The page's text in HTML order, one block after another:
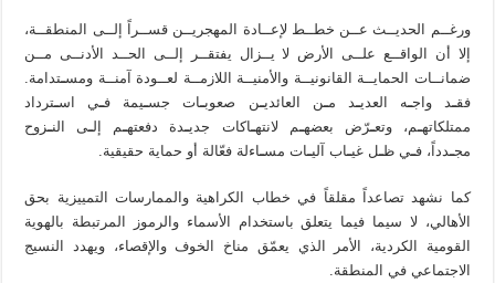
ورﻏــﻢ اﻟﺤﺪﻳــﺚ ﻋــﻦ ﺧﻄــﻂ ﻹﻋــﺎدة اﻟﻤﻬﺠﺮﻳــﻦ ﻗﺴــﺮاً إﻟــﻰ اﻟﻤﻨﻄﻘــﺔ،
إﻻ أن اﻟﻮاﻗــﻊ ﻋﻠــﻰ اﻷرض ﻻ ﻳــﺰال ﻳﻔﺘﻘــﺮ إﻟــﻰ اﻟﺤــﺪ اﻷدﻧــﻰ ﻣــﻦ
ﺿﻤﺎﻧــﺎت اﻟﺤﻤﺎﻳــﺔ اﻟﻘﺎﻧﻮﻧﻴــﺔ واﻷﻣﻨﻴــﺔ اﻟﻼزﻣــﺔ ﻟﻌــﻮدة آﻣﻨــﺔ وﻣﺴـﺘﺪاﻣﺔ.
ﻓﻘـﺪ واﺟـﻪ اﻟﻌﺪﻳـﺪ ﻣـﻦ اﻟﻌﺎﺋﺪﻳـﻦ ﺻﻌﻮﺑـﺎت ﺟﺴـﻴﻤﺔ ﻓـﻲ اﺳـﺘﺮداد
ﻣﻤﺘﻠﻜﺎﺗﻬـﻢ، وﺗﻌـﺮّض ﺑﻌﻀﻬـﻢ ﻻﻧﺘﻬـﺎﻛﺎت ﺟﺪﻳـﺪة دﻓﻌﺘﻬـﻢ إﻟـﻰ اﻟﻨـﺰوح
ﻣﺠـﺪداً، ﻓـﻲ ﻇـﻞ ﻏﻴـﺎب آﻟﻴـﺎت ﻣﺴـﺎءﻟﺔ ﻓﻌّﺎﻟﺔ أو ﺣﻤﺎﻳﺔ ﺣﻘﻴﻘﻴﺔ.
ﻛﻤﺎ ﻧﺸﻬﺪ ﺗﺼﺎﻋﺪاً ﻣﻘﻠﻘﺎً ﻓﻲ ﺧﻄﺎب اﻟﻜﺮاﻫﻴﺔ واﻟﻤﻤﺎرﺳﺎت اﻟﺘﻤﻴﻴﺰﻳﺔ ﺑﺤﻖ
اﻷﻫﺎﻟﻲ، ﻻ ﺳﻴﻤﺎ ﻓﻴﻤﺎ ﻳﺘﻌﻠﻖ ﺑﺎﺳﺘﺨﺪام اﻷﺳﻤﺎء واﻟﺮﻣﻮز اﻟﻤﺮﺗﺒﻄﺔ ﺑﺎﻟﻬﻮﻳﺔ
اﻟﻘﻮﻣﻴﺔ اﻟﻜﺮدﻳﺔ، اﻷﻣﺮ اﻟﺬي ﻳﻌﻤّﻖ ﻣﻨﺎخ اﻟﺨﻮف واﻹﻗﺼﺎء، وﻳﻬﺪد اﻟﻨﺴﻴﺞ
اﻻﺟﺘﻤﺎﻋﻲ ﻓﻲ اﻟﻤﻨﻄﻘﺔ.